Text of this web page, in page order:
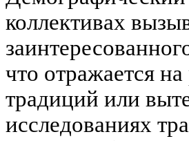
коллективах
что отражается
традиций или
исследованиях